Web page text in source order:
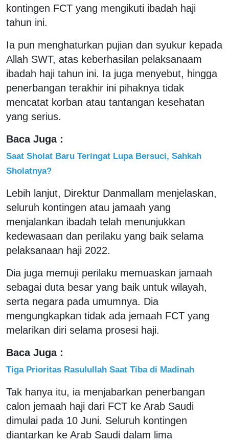
kontingen FCT yang mengikuti ibadah haji
tahun ini.
Ia pun menghaturkan pujian dan syukur kepada
Allah SWT, atas keberhasilan pelaksanaam
ibadah haji tahun ini. Ia juga menyebut, hingga
penerbangan terakhir ini pihaknya tidak
mencatat korban atau tantangan kesehatan
yang serius.
Baca Juga :
Saat Sholat Baru Teringat Lupa Bersuci, Sahkah
Sholatnya?
Lebih lanjut, Direktur Danmallam menjelaskan,
seluruh kontingen atau jamaah yang
menjalankan ibadah telah menunjukkan
kedewasaan dan perilaku yang baik selama
pelaksanaan haji 2022.
Dia juga memuji perilaku memuaskan jamaah
sebagai duta besar yang baik untuk wilayah,
serta negara pada umumnya. Dia
mengungkapkan tidak ada jemaah FCT yang
melarikan diri selama prosesi haji.
Baca Juga :
Tiga Prioritas Rasulullah Saat Tiba di Madinah
Tak hanya itu, ia menjabarkan penerbangan
calon jemaah haji dari FCT ke Arab Saudi
dimulai pada 10 Juni. Seluruh kontingen
diantarkan ke Arab Saudi dalam lima